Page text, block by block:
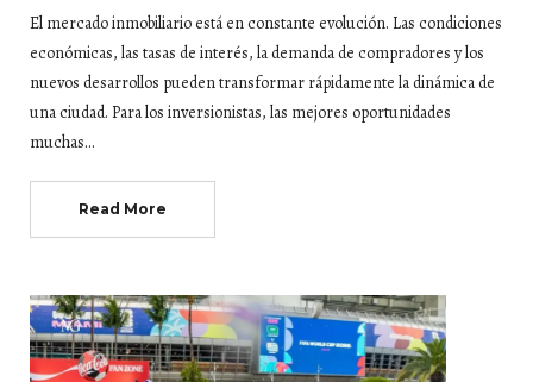
El mercado inmobiliario está en constante evolución. Las condiciones
económicas, las tasas de interés, la demanda de compradores y los
nuevos desarrollos pueden transformar rápidamente la dinámica de
una ciudad. Para los inversionistas, las mejores oportunidades
muchas…
Read More